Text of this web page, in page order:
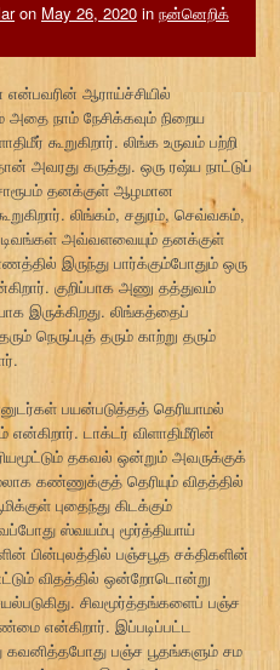
on May 26, 2020 in நன்னெறிக்
என்பவரின் ஆராய்ச்சியில்
அதை நாம் நேசிக்கவும் நிறைய
கூறுகிறார். லிங்க உருவம் பற்றி
அவரது கருத்து. ஒரு ரஷ்ய நாட்டுப்
தனக்குள் ஆழமான
லிங்கம், சதுரம், செவ்வகம்,
அவ்வளவையும் தனக்குள்
இருந்து பார்க்கும்போதும் ஒரு
குறிப்பாக அணு தத்துவம்
இருக்கிறது. லிங்கத்தைப்
நெருப்புத் தரும் காற்று தரும்
பயன்படுத்தத் தெரியாமல்
டாக்டர் விளாதிமீரின்
தகவல் ஒன்றும் அவருக்குக்
கண்ணுக்குத் தெரியும் விதத்தில்
புதைந்து கிடக்கும்
ஸ்வயம்பு மூர்த்தியாய்
பின்புலத்தில் பஞ்சபூத சக்திகளின்
விதத்தில் ஒன்றோடொன்று
சிவமூர்த்தங்களைப் பஞ்ச
என்கிறார். இப்படிப்பட்ட
கவனித்தபோது பஞ்ச பூதங்களும் சம